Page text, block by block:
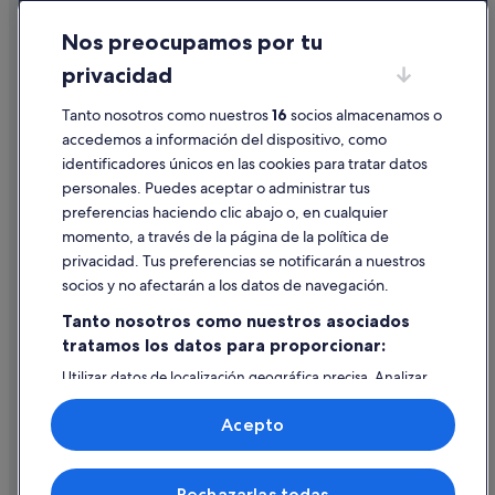
Nh Hotels en Palma de Mallorca
Palma de Mallorca hoteles
Palacios en Islas Baleares
Hoteles con todo incluido en Palma de Mallorca
Ranchos en Palma de Mallorca
Hoteles de 4 estrellas en Palma de Mallorca
Campings de caravanas en Palma de Mallorca
Hoteles con restaurante en Casco antiguo de Palma
Condiciones de uso
Información legal/contacto
Pautas sobre el contenido y cómo denunciar contenido
Ayuda
Cancelar un vuelo
Cancelar una reserva de hotel o de un alquiler vacacional
Utilizar un cupón de Expedia
Documentos para viajes internacionales
© 2026 Expedia, Inc., una empresa de Expedia Group. Todos los
Nos preocupamos por tu
privacidad
Tanto nosotros como nuestros16 socios almacenamos o
accedemos a información del dispositivo, como
identificadores únicos en las cookies para tratar datos
personales. Puedes aceptar o administrar tus
preferencias haciendo clic abajo o, en cualquier
momento, a través de la página de la política de
privacidad. Tus preferencias se notificarán a nuestros
socios y no afectarán a los datos de navegación.
Tanto nosotros como nuestros asociados
tratamos los datos para proporcionar:
Utilizar datos de localización geográfica precisa. Analizar
activamente las características del dispositivo para su
identificación. Almacenar la información en un dispositivo
y/o acceder a ella. Publicidad y contenido personalizados,
medición de publicidad y contenido, investigación de
audiencia y desarrollo de servicios.
Acepto